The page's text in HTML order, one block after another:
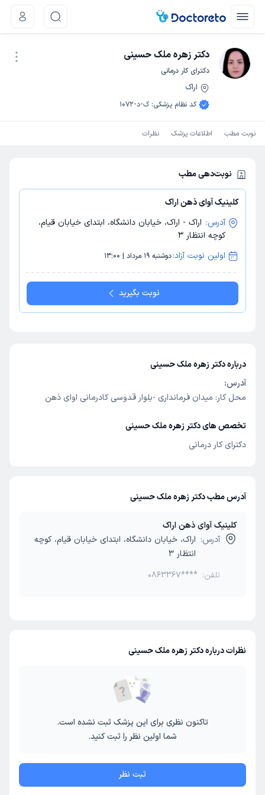
دکتر زهره ملک حسینی
دکترای کار درمانی
اراک
کد نظام پزشکی: ک-د-1072
نوبت مطب اطلاعات پزشک نظرات
نوبت‌دهی مطب
کلینیک آوای ذهن اراک
آدرس: اراک - اراک، خیابان دانشگاه، ابتدای خیابان قیام،
کوچه انتظار 3
اولین نوبت آزاد:دوشنبه 19 مرداد | 13:00
نوبت بگیرید
درباره دکتر زهره ملک حسینی
آدرس:
محل کار: میدان فرمانداری -بلوار قدوسی کادرمانی اوای ذهن
تخصص های دکتر زهره ملک حسینی
دکترای کار درمانی
آدرس مطب دکتر زهره ملک حسینی
کلینیک آوای ذهن اراک
آدرس: اراک، خیابان دانشگاه، ابتدای خیابان قیام، کوچه
انتظار 3
تلفن: 0863367****
نظرات درباره دکتر زهره ملک حسینی
تاکنون نظری برای این پزشک ثبت نشده است.
شما اولین نظر را ثبت کنید.
ثبت نظر